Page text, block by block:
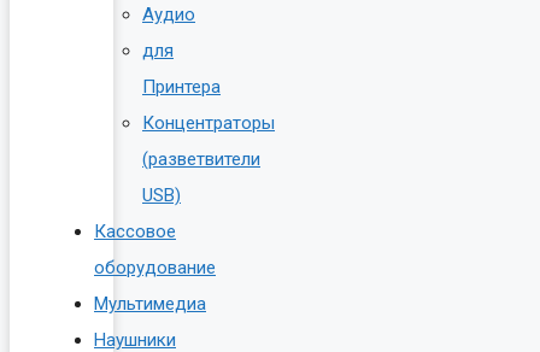
Аудио
для
Принтера
Концентраторы
(разветвители
USB)
Кассовое
оборудование
Мультимедиа
Наушники